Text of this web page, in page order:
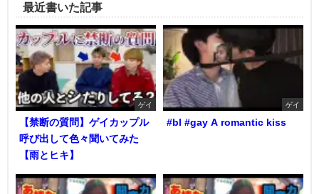
最近書いた記事
ゲイ
【禁断の質問】ゲイカップル
呼び出して色々聞いてみた
【雨とヒキ】
ゲイ
#bl #gay A romantic kiss